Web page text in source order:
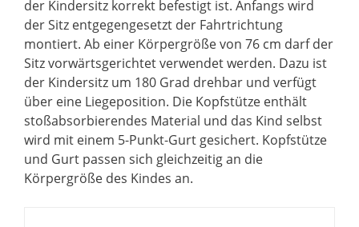
der Kindersitz korrekt befestigt ist. Anfangs wird
der Sitz entgegengesetzt der Fahrtrichtung
montiert. Ab einer Körpergröße von 76 cm darf der
Sitz vorwärtsgerichtet verwendet werden. Dazu ist
der Kindersitz um 180 Grad drehbar und verfügt
über eine Liegeposition. Die Kopfstütze enthält
stoßabsorbierendes Material und das Kind selbst
wird mit einem 5-Punkt-Gurt gesichert. Kopfstütze
und Gurt passen sich gleichzeitig an die
Körpergröße des Kindes an.